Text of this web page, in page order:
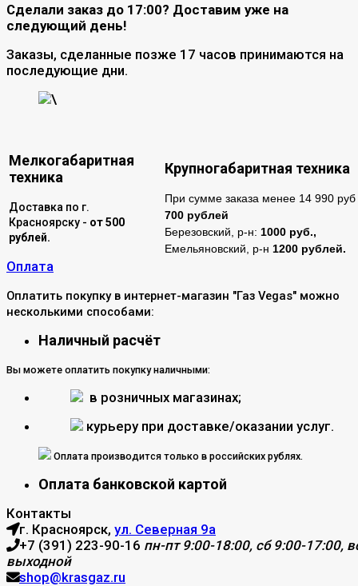
Сделали заказ до 17:00? Доставим уже на
следующий день!
Заказы, сделанные позже 17 часов принимаются на
последующие дни.
\
Мелкогабаритная
техника
Крупногабаритная техника
Доставка по г.
Красноярску - от 500
рублей.
При сумме заказа менее 14 990 руб
700 рублей
Березовский, р-н: 1000 руб.,
Емельяновский, р-н 1200 рублей.
Оплата
Оплатить покупку в интернет-магазин "Газ Vegas" можно
несколькими способами:
Наличный расчёт
Вы можете оплатить покупку наличными:
в розничных магазинах;
курьеру при доставке/оказании услуг.
Оплата производится только в российских рублях.
Оплата банковской картой
Контакты
г. Красноярск, ул. Северная 9а
+7 (391) 223-90-16 пн-пт 9:00-18:00, сб 9:00-17:00,
выходной
shop@krasgaz.ru